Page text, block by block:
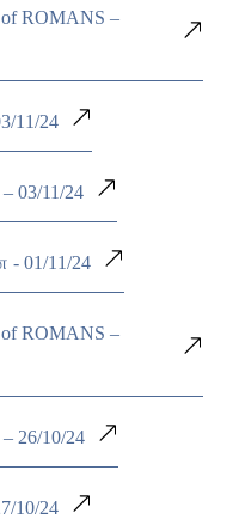
ROMANS –
11/24
03/11/24
01/11/24
ROMANS –
26/10/24
10/24